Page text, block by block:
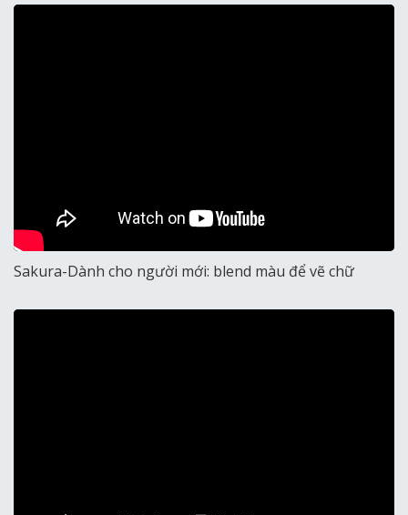
Sakura-Dành cho người mới: blend màu để vẽ chữ